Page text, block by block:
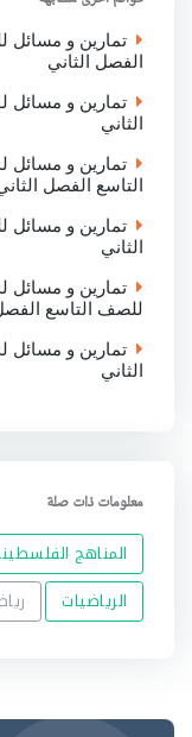
تمارين و مسائل
الفصل الثاني
تمارين و مسائل
الثاني
تمارين و مسائل
التاسع الفصل
تمارين و مسائل
الثاني
تمارين و مسائل
للصف التاسع
تمارين و مسائل
الثاني
معلومات ذات صلة
المناهج
الرياضيات